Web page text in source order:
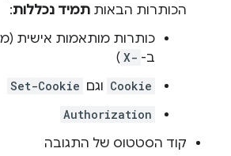
הכותרות הבאות תמיד נכללות:
כותרות מותאמות אישית
ב- X-
)
Cookie וגם Set-Cookie
Authorization
קוד הסטטוס של התגובה